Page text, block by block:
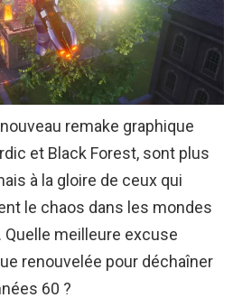
remake graphique
et Black Forest, sont plus
à la gloire de ceux qui
le chaos dans les mondes
meilleure excuse
renouvelée pour déchaîner
60 ?